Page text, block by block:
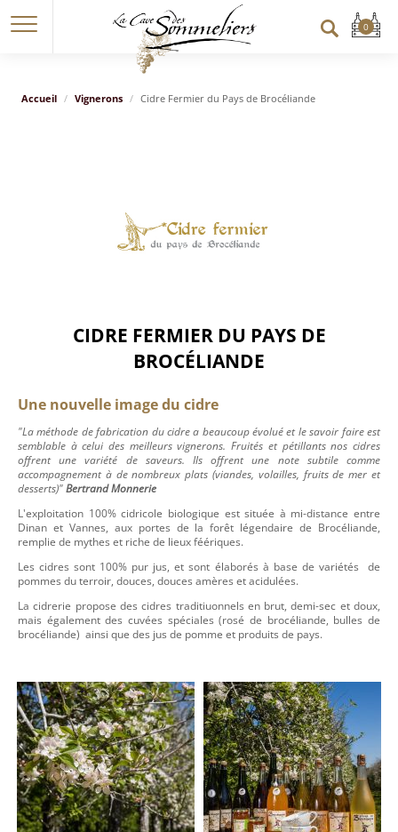
Accueil Vignerons Cidre Fermier du Pays de Brocéliande
CIDRE FERMIER DU PAYS DE
BROCÉLIANDE
Une nouvelle image du cidre
"La méthode de fabrication du cidre a beaucoup évolué et le savoir faire est
semblable à celui des meilleurs vignerons.Fruités et pétillants nos cidres
offrent une variété de saveurs. Ils offrent une note subtile comme
accompagnement à de nombreux plats (viandes, volailles, fruits de mer et
desserts)"Bertrand Monnerie
L'exploitation 100% cidricole biologique est située à mi-distance entre
Dinan et Vannes, aux portes de la forêt légendaire de Brocéliande,
remplie de mythes et riche de lieux féériques.
Les cidres sont 100% pur jus, et sont élaborés à base de variétés de
pommes du terroir, douces, douces amères et acidulées.
La cidrerie propose des cidres traditiuonnels en brut, demi-sec et doux,
mais également des cuvées spéciales (rosé de brocéliande, bulles de
brocéliande) ainsi que des jus de pomme et produits de pays.